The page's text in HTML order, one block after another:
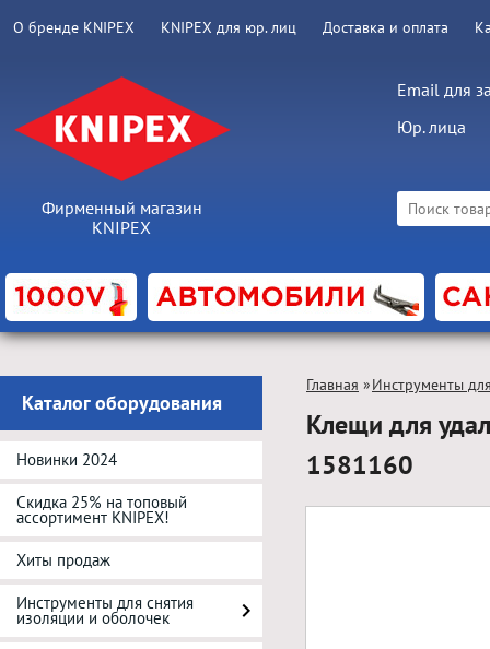
О бренде KNIPEX KNIPEX для юр. лиц Доставка и оплата
Фирменный магазин
KNIPEX
Email для
Юр. лица
Каталог оборудования
Новинки 2024
Скидка 25% на топовый
ассортимент KNIPEX!
Хиты продаж
Инструменты для снятия
изоляции и оболочек
Главная »Инструменты
Клещи для
1581160